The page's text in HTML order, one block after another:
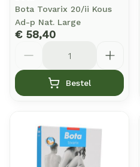
Bota Tovarix 20/ii Kous
Ad-p Nat. Large
€ 58,40
Bestel